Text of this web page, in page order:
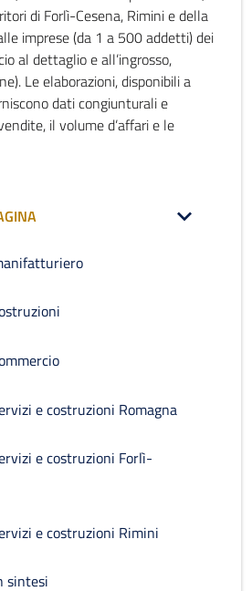
di Forlì-Cesena, Rimini e della
imprese (da 1 a 500 addetti) dei
al dettaglio e all’ingrosso,
Le elaborazioni, disponibili a
dati congiunturali e
il volume d’affari e le
e costruzioni Romagna
e costruzioni Forlì-
e costruzioni Rimini
sintesi